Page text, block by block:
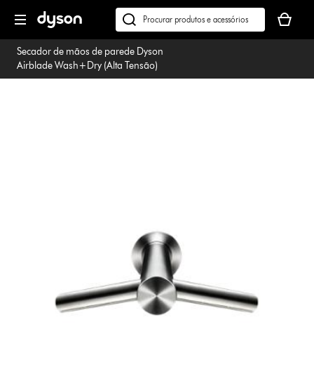
seguinte
Pesquisar
em
dyson.pt
seu
cesto
Secador de mãos de parede Dyson
Airblade Wash+Dry (Alta Tensão)